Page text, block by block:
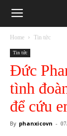
Phanxicô
Home Tin tức
Tin tức
Đức
tình
để cứu
By phanxicovn -